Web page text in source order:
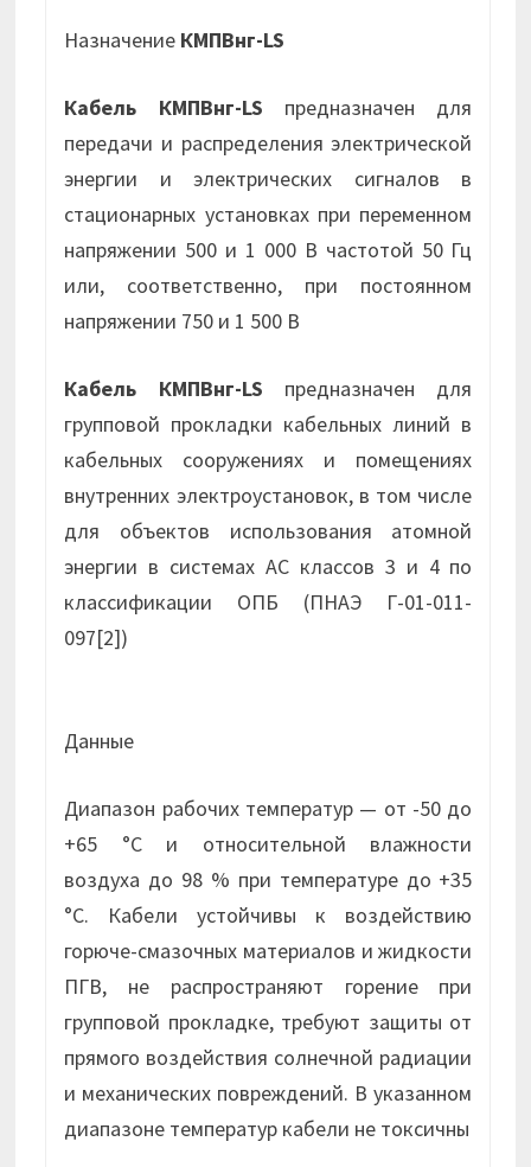
Назначение КМПВнг-LS
Кабель КМПВнг-LS предназначен для
передачи и распределения электрической
энергии и электрических сигналов в
стационарных установках при переменном
напряжении 500 и 1 000 В частотой 50 Гц
или, соответственно, при постоянном
напряжении 750 и 1 500 В
Кабель КМПВнг-LS предназначен для
групповой прокладки кабельных линий в
кабельных сооружениях и помещениях
внутренних электроустановок, в том числе
для объектов использования атомной
энергии в системах АС классов 3 и 4 по
классификации ОПБ (ПНАЭ Г-01-011-
097[2])
Данные
Диапазон рабочих температур — от -50 до
+65 °С и относительной влажности
воздуха до 98 % при температуре до +35
°С. Кабели устойчивы к воздействию
горюче-смазочных материалов и жидкости
ПГВ, не распространяют горение при
групповой прокладке, требуют защиты от
прямого воздействия солнечной радиации
и механических повреждений. В указанном
диапазоне температур кабели не токсичны